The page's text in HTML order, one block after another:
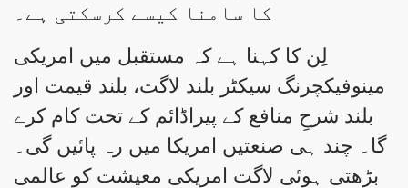
کا سامنا کیسے کرسکتی ہے۔
لِن کا کہنا ہے کہ مستقبل میں امریکی
مینوفیکچرنگ سیکٹر بلند لاگت، بلند قیمت اور
بلند شرحِ منافع کے پیراڈائم کے تحت کام کرے
گا۔ چند ہی صنعتیں امریکا میں رہ پائیں گی۔
بڑھتی ہوئی لاگت امریکی معیشت کو عالمی